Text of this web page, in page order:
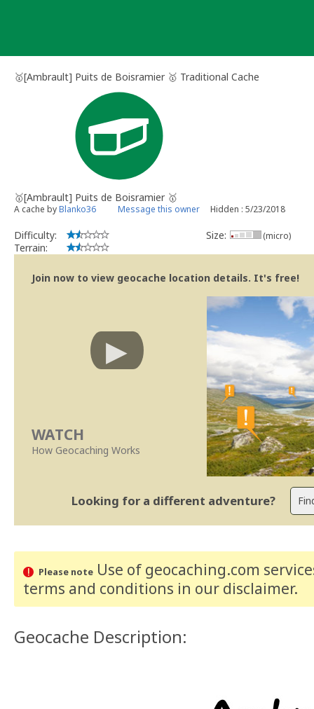
🥇[Ambrault] Puits de Boisramier 🥇 Traditional Cache
🥇[Ambrault] Puits de Boisramier 🥇
A cache byBlanko36 Message this owner Hidden : 5/23/2018
Difficulty:
Terrain:
Size: (micro)
Join now to view geocache location details. It's free!
WATCH
How Geocaching Works
Looking for a different adventure?
Please noteUse of geocaching.com
terms and conditions in our disclaimer.
Geocache Description: